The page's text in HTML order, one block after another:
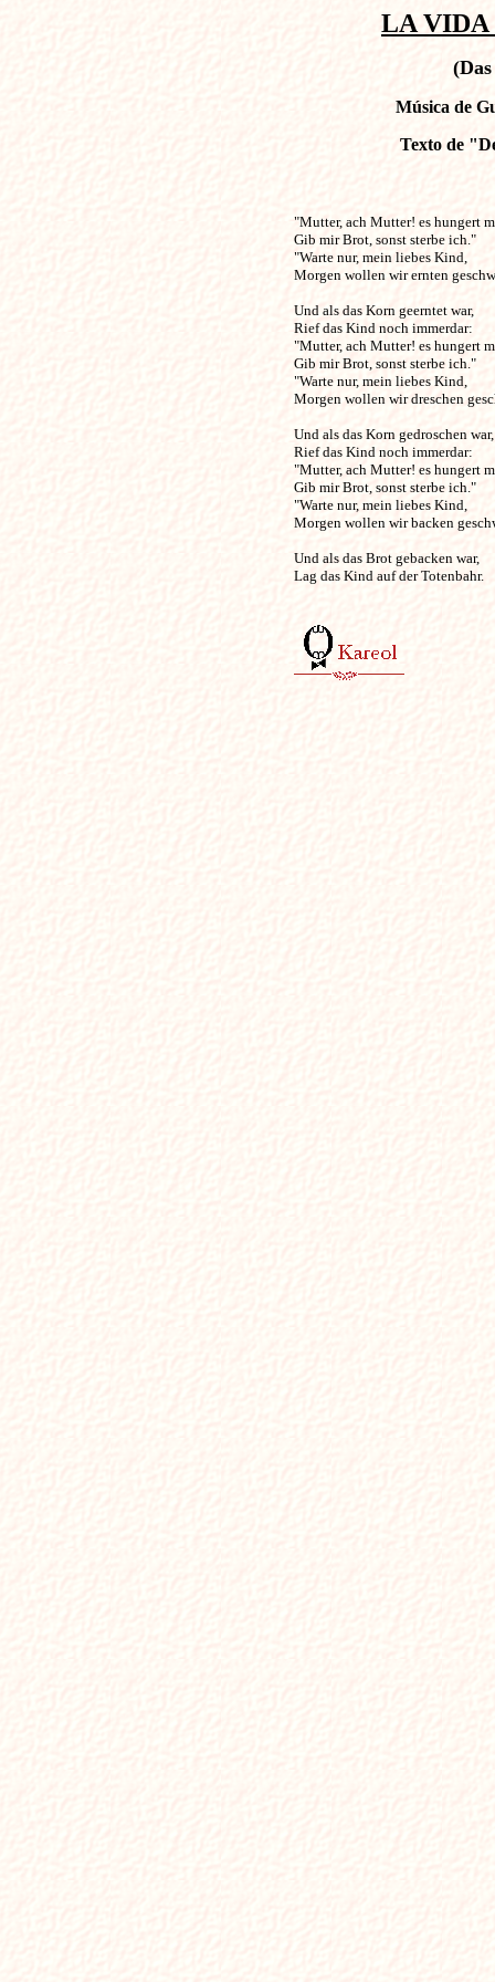
LA VIDA
Música de
Texto de
"Mutter, ach Mutter! es
Gib mir Brot, sonst sterbe ich."
"Warte nur, mein liebes Kind,
Morgen wollen wir ernten
Und als das Korn geerntet war,
Rief das Kind noch immerdar:
"Mutter, ach Mutter! es hungert
Gib mir Brot, sonst sterbe ich."
"Warte nur, mein liebes Kind,
Morgen wollen wir dreschen
Und als das Korn gedroschen
Rief das Kind noch immerdar:
"Mutter, ach Mutter! es hungert
Gib mir Brot, sonst sterbe ich."
"Warte nur, mein liebes Kind,
Morgen wollen wir backen
Und als das Brot gebacken war,
Lag das Kind auf der Totenbahr.